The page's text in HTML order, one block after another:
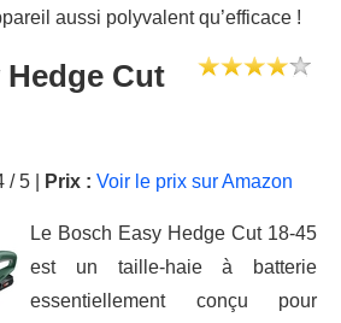
aussi polyvalent qu’efficace !
Cut
/ 5 | Prix : Voir le prix sur Amazon
Le Bosch Easy Hedge Cut 18-45
est un taille-haie à batterie
essentiellement conçu pour